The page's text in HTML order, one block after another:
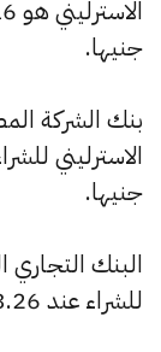
جنيها.
بنك الشركة
جنيها.
البنك التجاري
للشراء عند 63.26 جنيها، وللبيع عند 63.50 جنيها.